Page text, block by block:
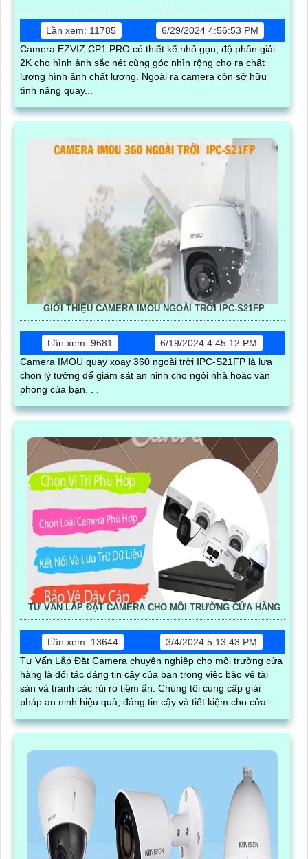
Lần xem: 11785
6/29/2024 4:56:53 PM
Camera EZVIZ CP1 PRO có thiết kế nhỏ gọn, độ phân giải
2K cho hình ảnh sắc nét cùng góc nhìn rộng cho ra chất
lượng hình ảnh chất lượng. Ngoài ra camera còn sở hữu
tính năng quay...
GIỚI THIỆU CAMERA IMOU NGOÀI TRỜI IPC-S21FP
Lần xem: 9681
6/19/2024 4:45:12 PM
Camera IMOU quay xoay 360 ngoài trời IPC-S21FP là lựa
chọn lý tưởng để giám sát an ninh cho ngôi nhà hoặc văn
phòng của bạn. . .
TƯ VẤN LẮP ĐẶT CAMERA CHO MÔI TRƯỜNG CỬA HÀNG
Lần xem: 13644
3/4/2024 5:13:43 PM
Tư Vấn Lắp Đặt Camera chuyên nghiệp cho môi trường cửa
hàng là đối tác đáng tin cậy của bạn trong việc bảo vệ tài
sản và tránh các rủi ro tiềm ẩn. Chúng tôi cung cấp giải
pháp an ninh hiệu quả, đáng tin cậy và tiết kiệm cho cửa